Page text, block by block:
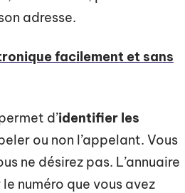
adresse.
facilement et sans
d’identifier les
ou non l’appelant. Vous
ne désirez pas. L’annuaire
numéro que vous avez